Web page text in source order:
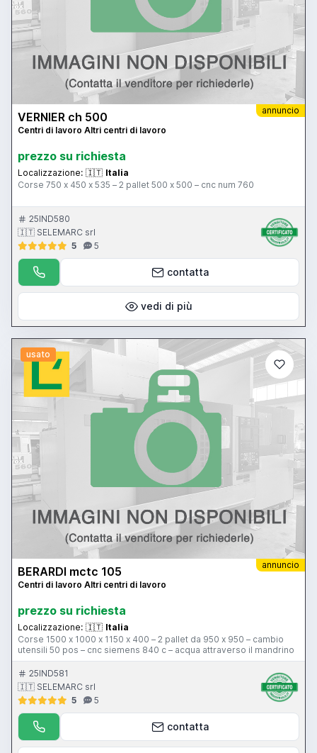
annuncio
VERNIER ch 500
Centri di lavoro Altri centri di lavoro
prezzo su richiesta
Localizzazione: 🇮🇹 Italia
Corse 750 x 450 x 535 – 2 pallet 500 x 500 – cnc num 760
25IND580
🇮🇹 SELEMARC srl
5
5
contatta
vedi di più
usato
annuncio
BERARDI mctc 105
Centri di lavoro Altri centri di lavoro
prezzo su richiesta
Localizzazione: 🇮🇹 Italia
Corse 1500 x 1000 x 1150 x 400 – 2 pallet da 950 x 950 – cambio
utensili 50 pos – cnc siemens 840 c – acqua attraverso il mandrino
25IND581
🇮🇹 SELEMARC srl
5
5
contatta